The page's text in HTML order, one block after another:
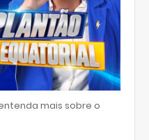
mais sobre o